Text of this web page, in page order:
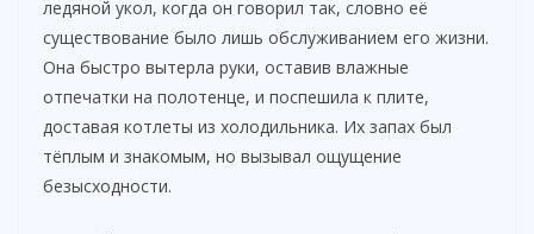
ледяной укол, когда он говорил так, словно её
существование было лишь обслуживанием его жизни.
Она быстро вытерла руки, оставив влажные
отпечатки на полотенце, и поспешила к плите,
доставая котлеты из холодильника. Их запах был
тёплым и знакомым, но вызывал ощущение
безысходности.